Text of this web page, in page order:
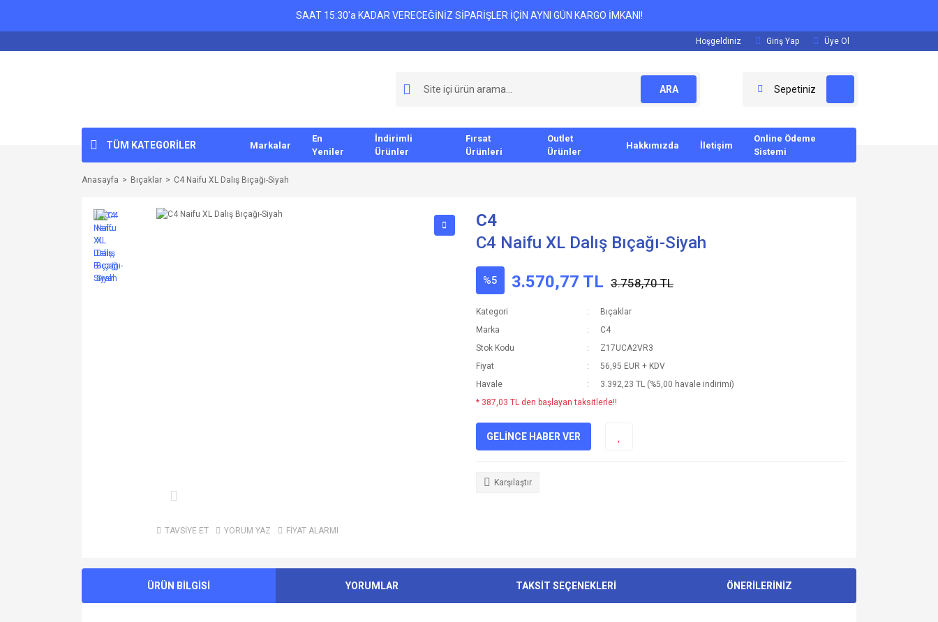
SAAT 15:30'a KADAR VERECEĞİNİZ SİPARİŞLER İÇİN AYNI GÜN KARGO İMKANI!
Hoşgeldiniz Giriş Yap Üye Ol
ARA Sepetiniz
TÜM KATEGORİLER Markalar
En
Yeniler
İndirimli
Ürünler
Fırsat
Ürünleri
Outlet
Ürünler
Hakkımızda İletişim
Online Ödeme
Sistemi
Anasayfa Bıçaklar C4 Naifu XL Dalış Bıçağı-Siyah
TAVSİYE ET YORUM YAZ FİYAT ALARMI
C4
C4 Naifu XL Dalış Bıçağı-Siyah
%5 3.570,77 TL 3.758,70 TL
Kategori
Bıçaklar
Marka
C4
Stok Kodu
Z17UCA2VR3
Fiyat
56,95 EUR + KDV
Havale
3.392,23 TL (%5,00 havale indirimi)
* 387,03 TL den başlayan taksitlerle!!
GELİNCE HABER VER
Karşılaştır
ÜRÜN BİLGİSİ YORUMLAR TAKSİT SEÇENEKLERİ ÖNERİLERİNİZ